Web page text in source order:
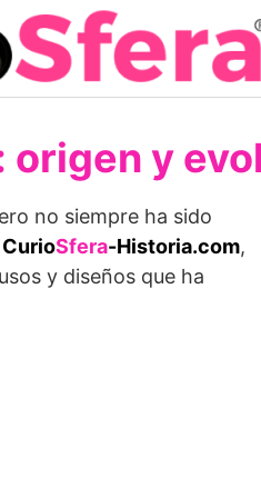
y
no siempre ha sido
CurioSfera-Historia.com,
y diseños que ha